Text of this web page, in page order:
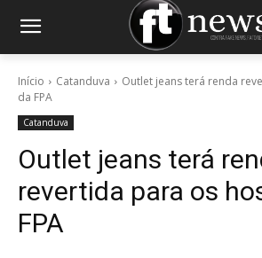
Início Catanduva
Outlet jeans terá renda
da FPA
Catanduva
Outlet jeans terá
revertida para os
FPA